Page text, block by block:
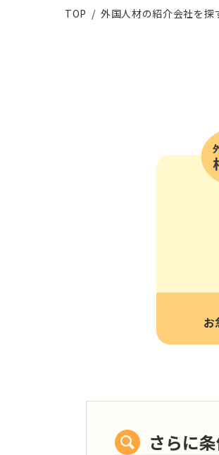
TOP 外国人材の紹介会社を探
お
さらに